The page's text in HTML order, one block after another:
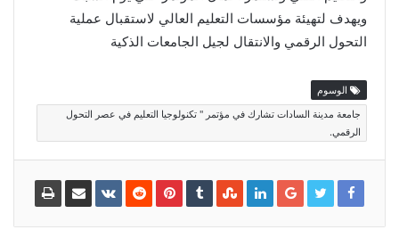
ويهدف لتهيئة مؤسسات التعليم العالي لاستقبال عملية
التحول الرقمي والانتقال لجيل الجامعات الذكية
الوسوم
جامعة مدينة السادات تشارك في مؤتمر " تكنولوجيا التعليم في عصر التحول
الرقمي.